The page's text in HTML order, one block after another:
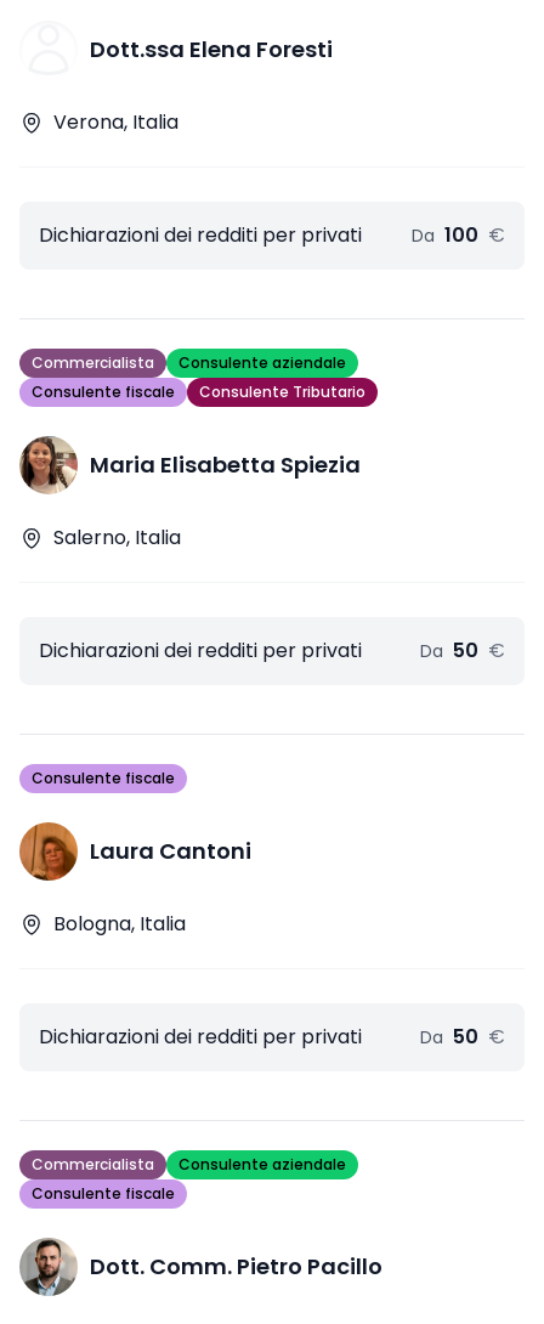
Dott.ssa Elena Foresti
Verona, Italia
Dichiarazioni dei redditi per privati Da 100 €
Commercialista
Consulente aziendale
Consulente fiscale
Consulente Tributario
Maria Elisabetta Spiezia
Salerno, Italia
Dichiarazioni dei redditi per privati Da 50 €
Consulente fiscale
Laura Cantoni
Bologna, Italia
Dichiarazioni dei redditi per privati Da 50 €
Commercialista
Consulente aziendale
Consulente fiscale
Dott. Comm. Pietro Pacillo